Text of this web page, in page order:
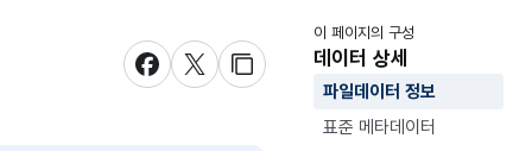
새창 열림새창 열림새창 열림
이 페이지의 구성
데이터 상세
파일데이터 정보
표준 메타데이터